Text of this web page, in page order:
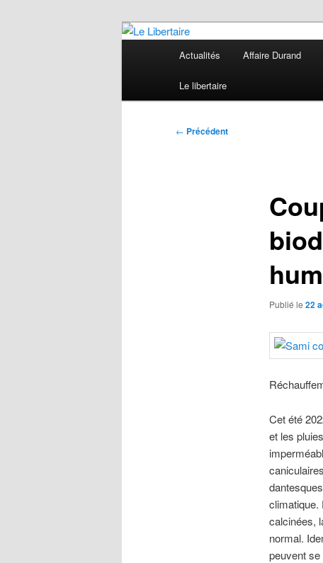
Le Libertaire
Actualités Affaire Durand
Le libertaire
Navigation
← Précédent
Publié le 22
Cet été
et les
climatique.
calcinées,
normal.
peuvent